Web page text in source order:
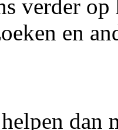
verder
en
dan